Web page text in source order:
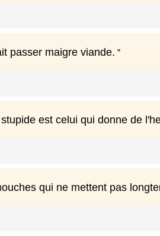
passer maigre viande.
est celui qui donne de
qui ne mettent pas